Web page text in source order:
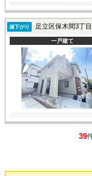
値下がり 足立区保木間3丁
一戸建て
39